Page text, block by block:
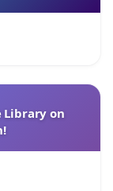
Library on